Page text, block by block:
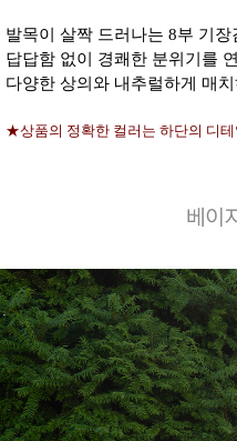
발목이 살짝 드러나는 8부 기장
답답함 없이 경쾌한 분위기를
다양한 상의와 내추럴하게 매
★상품의 정확한 컬러는 하단의 디